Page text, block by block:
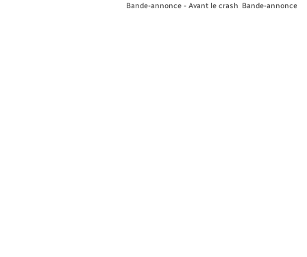
Bande-annonce - Avant le crash Bande-annonce -